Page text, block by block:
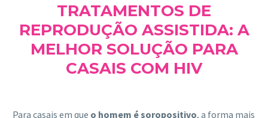
TRATAMENTOS DE
REPRODUÇÃO ASSISTIDA: A
MELHOR SOLUÇÃO PARA
CASAIS COM HIV
Para casais em que o homem é soropositivo, a forma mais